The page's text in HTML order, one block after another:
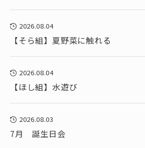
2026.08.04
【そら組】夏野菜に触れる
2026.08.04
【ほし組】水遊び
2026.08.03
7月 誕生日会